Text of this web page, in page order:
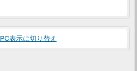
PC表示に切り替え